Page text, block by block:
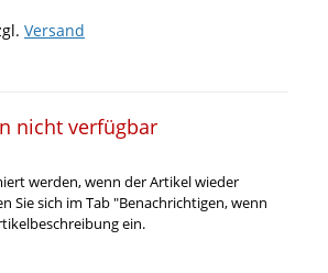
Versand
nicht verfügbar
werden, wenn der Artikel wieder
Sie sich im Tab "Benachrichtigen, wenn
ein.